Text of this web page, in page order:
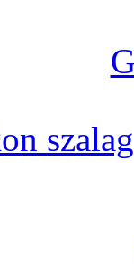
szalag